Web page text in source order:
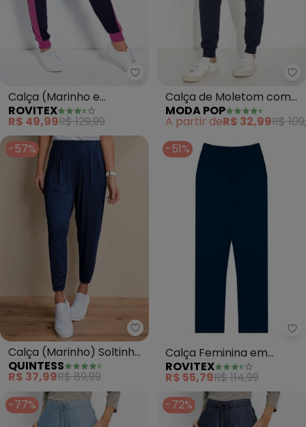
Rovitex - Calça (Marinho e
Calça (Marinho e
Púrpura) com Recortes
Rovitex
ROVITEX
R$ 49,99R$ 129,99
Calça de Moletom com
Elástico (Marinho)
MODA POP
A partir deR$ 32,99R$
-57%
Quintess - Calça (Marinho)
Calça (Marinho) Soltinha
com Pregas
QUINTESS
R$ 37,99R$ 89,99
-51%
Calça Feminina em
Molecotton (Azul)
ROVITEX
R$ 55,79R$ 114,99
-77%
-72%